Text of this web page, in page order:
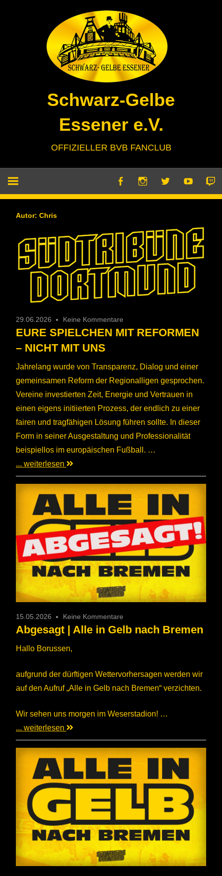
Schwarz-Gelbe
Essener e.V.
OFFIZIELLER BVB FANCLUB
Autor: Chris
29.06.2026 Keine Kommentare
EURE SPIELCHEN MIT REFORMEN
– NICHT MIT UNS
Jahrelang wurde von Transparenz, Dialog und einer
gemeinsamen Reform der Regionalligen gesprochen.
Vereine investierten Zeit, Energie und Vertrauen in
einen eigens initiierten Prozess, der endlich zu einer
fairen und tragfähigen Lösung führen sollte. In dieser
Form in seiner Ausgestaltung und Professionalität
beispiellos im europäischen Fußball. …
... weiterlesen
15.05.2026 Keine Kommentare
Abgesagt | Alle in Gelb nach Bremen
Hallo Borussen,
aufgrund der dürftigen Wettervorhersagen werden wir
auf den Aufruf „Alle in Gelb nach Bremen“ verzichten.
Wir sehen uns morgen im Weserstadion! …
... weiterlesen